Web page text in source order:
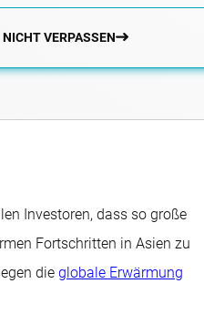
NICHT VERPASSEN
Investoren, dass so große
Fortschritten in Asien zu
die globale Erwärmung